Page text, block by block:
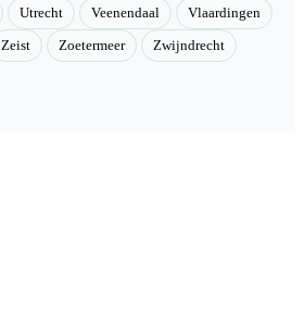
Utrecht Veenendaal Vlaardingen
Zeist Zoetermeer Zwijndrecht